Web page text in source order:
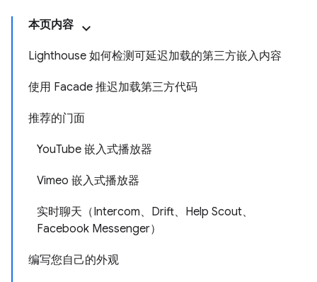
本页内容
Lighthouse 如何检测可延迟加载的第三方嵌入内容
使用 Facade 推迟加载第三方代码
推荐的门面
YouTube 嵌入式播放器
Vimeo 嵌入式播放器
实时聊天（Intercom、Drift、Help Scout、
Facebook Messenger）
编写您自己的外观